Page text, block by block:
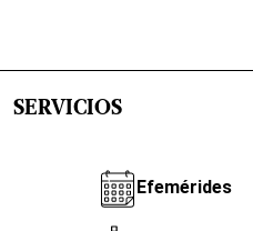
SERVICIOS
Efemérides